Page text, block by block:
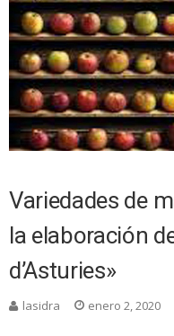
Variedades de
la elaboración
d’Asturies»
lasidra enero 2, 2020